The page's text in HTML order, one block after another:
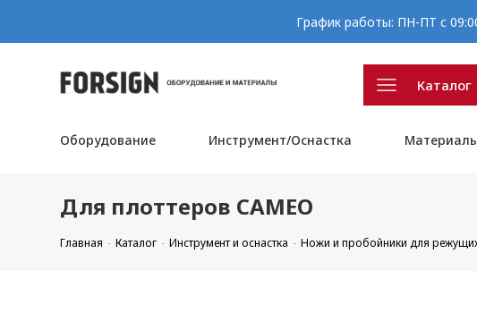
График работы: ПН-ПТ с
Каталог
Оборудование Инструмент/Оснастка
Для плоттеров CAMEO
Главная Каталог Инструмент и оснастка Ножи и пробойники для